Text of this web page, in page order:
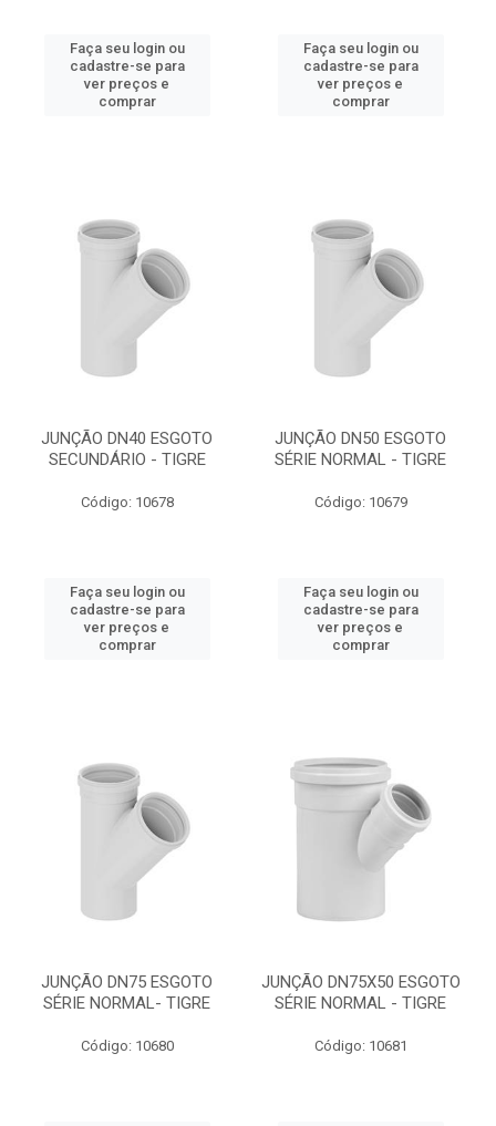
Faça seu login ou
cadastre-se para
ver preços e
comprar
Faça seu login ou
cadastre-se para
ver preços e
comprar
JUNÇÃO DN40 ESGOTO
SECUNDÁRIO - TIGRE
Código: 10678
Faça seu login ou
cadastre-se para
ver preços e
comprar
JUNÇÃO DN50 ESGOTO
SÉRIE NORMAL - TIGRE
Código: 10679
Faça seu login ou
cadastre-se para
ver preços e
comprar
JUNÇÃO DN75 ESGOTO
SÉRIE NORMAL- TIGRE
Código: 10680
JUNÇÃO DN75X50 ESGOTO
SÉRIE NORMAL - TIGRE
Código: 10681